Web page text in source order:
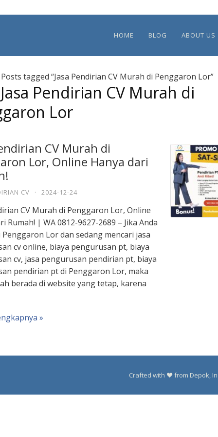
HOME BLOG ABOUT US
Posts tagged “Jasa Pendirian CV Murah di Penggaron Lor”
Jasa Pendirian CV Murah di
Lor
CV Murah di
Lor, Online Hanya dari
CV · 2024-12-24
CV Murah di Penggaron Lor, Online
Rumah! | WA 0812-9627-2689 – Jika Anda
Lor dan sedang mencari jasa
cv online, biaya pengurusan pt, biaya
cv, jasa pengurusan pendirian pt, biaya
pendirian pt di Penggaron Lor, maka
berada di website yang tetap, karena
»
Crafted with ❤️ from Depok,